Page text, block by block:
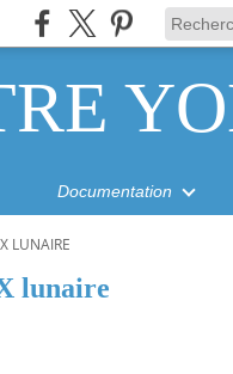
Documentation
LUNAIRE
lunaire